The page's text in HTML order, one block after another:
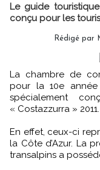
Le guide
conçu pour les
Rédigé par
La chambre de commerce italienne de Nice présente,
pour la 10e
spécialement
« Costazzurra » 2011.
En effet, ceux-ci
la Côte d’Azur. La
transalpins a